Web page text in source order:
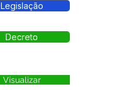
Legislação
Decreto
Visualizar